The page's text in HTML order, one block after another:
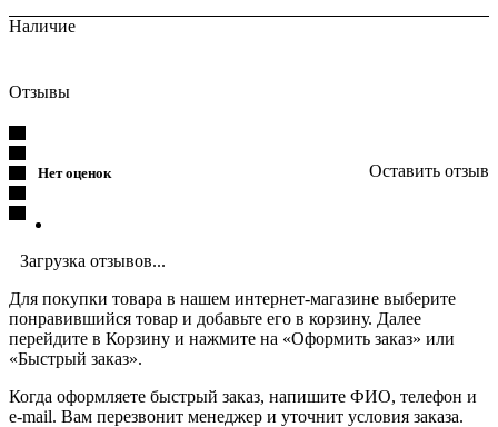
Наличие
Отзывы
Нет оценок Оставить отзыв
Загрузка отзывов...
Для покупки товара в нашем интернет-магазине выберите
понравившийся товар и добавьте его в корзину. Далее
перейдите в Корзину и нажмите на «Оформить заказ» или
«Быстрый заказ».
Когда оформляете быстрый заказ, напишите ФИО, телефон и
e-mail. Вам перезвонит менеджер и уточнит условия заказа.